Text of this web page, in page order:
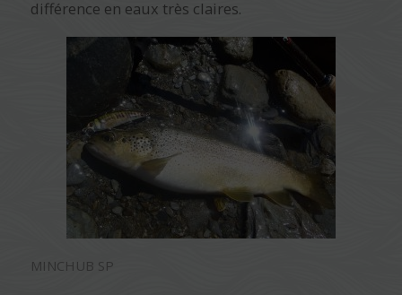
différence en eaux très claires.
MINCHUB SP